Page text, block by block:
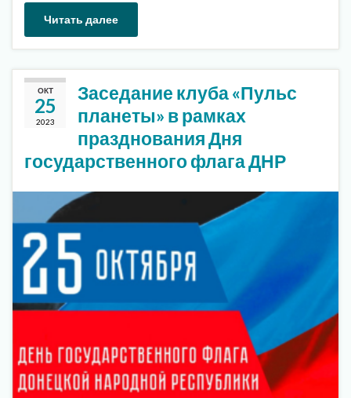
Читать далее
ОКТ
25
2023
Заседание клуба «Пульс
планеты» в рамках
празднования Дня
государственного флага ДНР